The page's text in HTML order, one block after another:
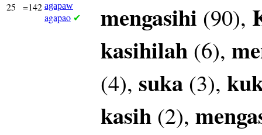
25 =142 agapaw
agapao ✔ mengasihi (90),
kasihilah (6),
(4), suka (3),
kasih (2),